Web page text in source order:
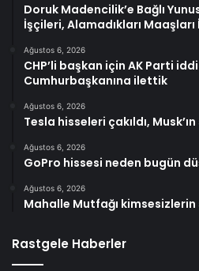
Doruk Madencilik’e Bağlı
İşçileri, Alamadıkları
Ağustos 6, 2026
CHP’li başkan için AK Parti
Cumhurbaşkanına ilettik
Ağustos 6, 2026
Tesla hisseleri çakıldı,
Ağustos 6, 2026
GoPro hissesi neden bugün
Ağustos 6, 2026
Mahalle Mutfağı kimsesizlerin
Rastgele Haberler